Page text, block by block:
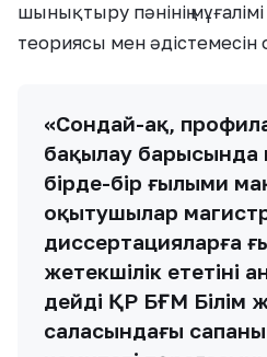
шынықтыру пәнінің
теориясы мен
«Сондай-ақ,
бақылау барысында
бірде-бір ғылыми
оқытушылар
диссертацияларға
жетекшілік ететіні
дейді ҚР БҒМ Білім
саласындағы